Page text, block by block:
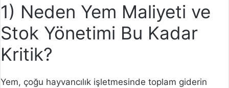
1) Neden Yem Maliyeti ve
Stok Yönetimi Bu Kadar
Kritik?
Yem, çoğu hayvancılık işletmesinde toplam giderin